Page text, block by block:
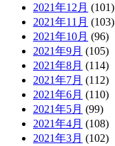
2021年12月 (101)
2021年11月 (103)
2021年10月 (96)
2021年9月 (105)
2021年8月 (114)
2021年7月 (112)
2021年6月 (110)
2021年5月 (99)
2021年4月 (108)
2021年3月 (102)